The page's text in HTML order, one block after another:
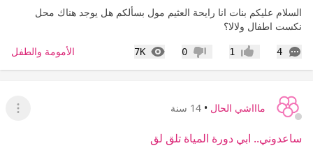
السلام عليكم بنات انا رايحة العثيم مول بسألكم هل يوجد هناك محل
نكست اطفال ولالا؟
4
التعليقات إعجاب1 عدم إعجاب
0
7K
المشاهدات الأمومة والطفل
ماااشي الحال • 14 سنة
عرض
ساعدوني.. ابي دورة المياة تلق لق